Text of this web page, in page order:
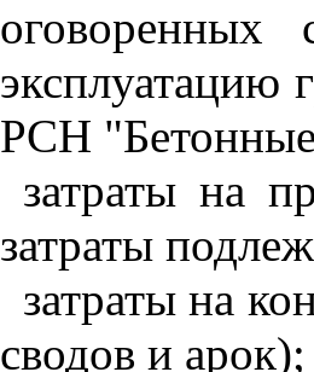
оговоренных
эксплуатацию
РСН "Бетонные
затраты на
затраты
затраты на
сводов и арок);